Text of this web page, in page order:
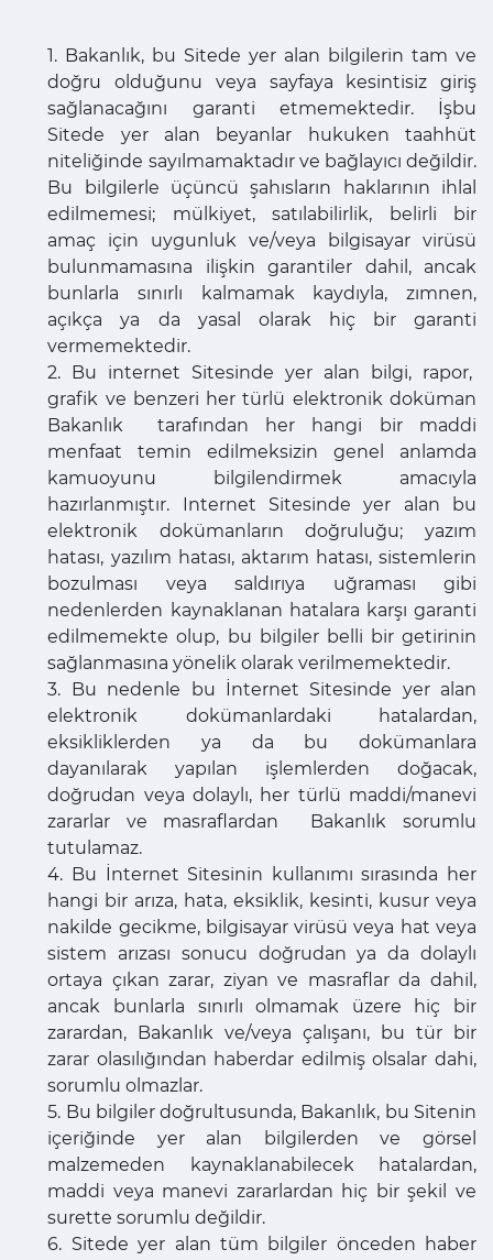
1. Bakanlık, bu Sitede yer alan bilgilerin tam ve
doğru olduğunu veya sayfaya kesintisiz giriş
sağlanacağını garanti etmemektedir. İşbu
Sitede yer alan beyanlar hukuken taahhüt
niteliğinde sayılmamaktadır ve bağlayıcı değildir.
Bu bilgilerle üçüncü şahısların haklarının ihlal
edilmemesi; mülkiyet, satılabilirlik, belirli bir
amaç için uygunluk ve/veya bilgisayar virüsü
bulunmamasına ilişkin garantiler dahil, ancak
bunlarla sınırlı kalmamak kaydıyla, zımnen,
açıkça ya da yasal olarak hiç bir garanti
vermemektedir.
2. Bu internet Sitesinde yer alan bilgi, rapor,
grafik ve benzeri her türlü elektronik doküman
Bakanlık tarafından her hangi bir maddi
menfaat temin edilmeksizin genel anlamda
kamuoyunu bilgilendirmek amacıyla
hazırlanmıştır. Internet Sitesinde yer alan bu
elektronik dokümanların doğruluğu; yazım
hatası, yazılım hatası, aktarım hatası, sistemlerin
bozulması veya saldırıya uğraması gibi
nedenlerden kaynaklanan hatalara karşı garanti
edilmemekte olup, bu bilgiler belli bir getirinin
sağlanmasına yönelik olarak verilmemektedir.
3. Bu nedenle bu İnternet Sitesinde yer alan
elektronik dokümanlardaki hatalardan,
eksikliklerden ya da bu dokümanlara
dayanılarak yapılan işlemlerden doğacak,
doğrudan veya dolaylı, her türlü maddi/manevi
zararlar ve masraflardan Bakanlık sorumlu
tutulamaz.
4. Bu İnternet Sitesinin kullanımı sırasında her
hangi bir arıza, hata, eksiklik, kesinti, kusur veya
nakilde gecikme, bilgisayar virüsü veya hat veya
sistem arızası sonucu doğrudan ya da dolaylı
ortaya çıkan zarar, ziyan ve masraflar da dahil,
ancak bunlarla sınırlı olmamak üzere hiç bir
zarardan, Bakanlık ve/veya çalışanı, bu tür bir
zarar olasılığından haberdar edilmiş olsalar dahi,
sorumlu olmazlar.
5. Bu bilgiler doğrultusunda, Bakanlık, bu Sitenin
içeriğinde yer alan bilgilerden ve görsel
malzemeden kaynaklanabilecek hatalardan,
maddi veya manevi zararlardan hiç bir şekil ve
surette sorumlu değildir.
6. Sitede yer alan tüm bilgiler önceden haber